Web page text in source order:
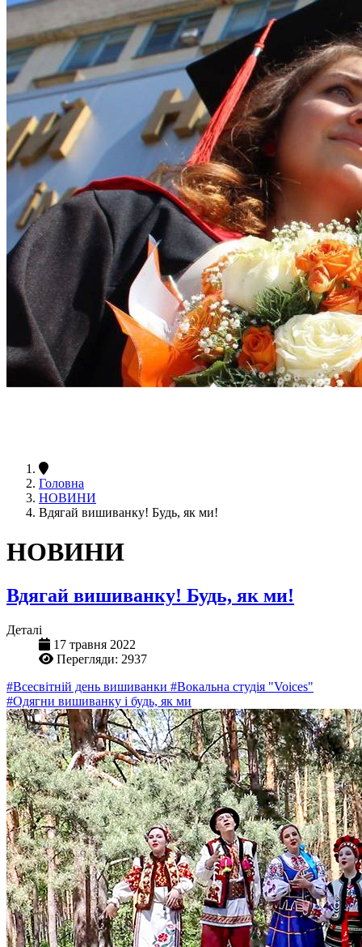
Головна
НОВИНИ
Вдягай вишиванку! Будь, як ми!
НОВИНИ
Вдягай вишиванку! Будь, як ми!
Деталі
17 травня 2022
Перегляди: 2937
#Всесвітній день вишиванки #Вокальна студія "Voices"
#Одягни вишиванку і будь, як ми